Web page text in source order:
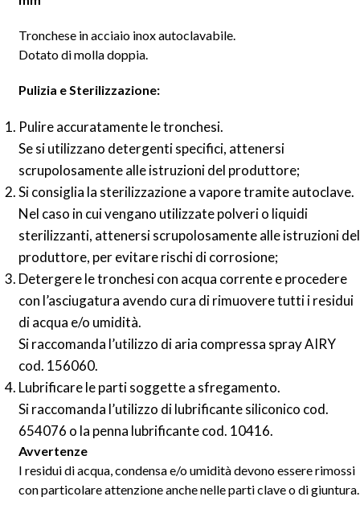
Tronchese in acciaio inox autoclavabile.
Dotato di molla doppia.
Pulizia e Sterilizzazione:
Pulire accuratamente le tronchesi.
Se si utilizzano detergenti specifici, attenersi
scrupolosamente alle istruzioni del produttore;
Si consiglia la sterilizzazione a vapore tramite autoclave.
Nel caso in cui vengano utilizzate polveri o liquidi
sterilizzanti, attenersi scrupolosamente alle istruzioni del
produttore, per evitare rischi di corrosione;
Detergere le tronchesi con acqua corrente e procedere
con l’asciugatura avendo cura di rimuovere tutti i residui
di acqua e/o umidità.
Si raccomanda l’utilizzo di aria compressa spray AIRY
cod. 156060.
Lubrificare le parti soggette a sfregamento.
Si raccomanda l’utilizzo di lubrificante siliconico cod.
654076 o la penna lubrificante cod. 10416.
Avvertenze
I residui di acqua, condensa e/o umidità devono essere rimossi
con particolare attenzione anche nelle parti clave o di giuntura.